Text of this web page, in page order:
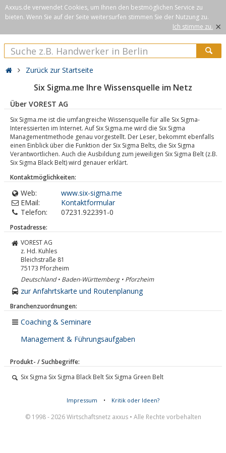
Axxus.de verwendet Cookies, um Ihnen den bestmöglichen Service zu
bieten. Wenn Sie auf der Seite weitersurfen stimmen Sie der Nutzung zu.
Ich stimme zu. ×
Zurück zur Startseite
Six Sigma.me Ihre Wissensquelle im Netz
Über VOREST AG
Six Sigma.me ist die umfangreiche Wissensquelle für alle Six Sigma-
Interessierten im Internet. Auf Six Sigma.me wird die Six Sigma
Managementmethode genau vorgestellt. Der Leser, bekommt ebenfalls
einen Einblick über die Funktion der Six Sigma Belts, die Six Sigma
Verantwortlichen. Auch die Ausbildung zum jeweiligen Six Sigma Belt (z.B.
Six Sigma Black Belt) wird genauer erklärt.
Kontaktmöglichkeiten:
Web:
www.six-sigma.me
EMail:
Kontaktformular
Telefon:
07231.922391-0
Postadresse:
VOREST AG
z. Hd. Kuhles
Bleichstraße 81
75173 Pforzheim
Deutschland • Baden-Württemberg • Pforzheim
zur Anfahrtskarte und Routenplanung
Branchenzuordnungen:
Coaching & Seminare
Management & Führungsaufgaben
Produkt- / Suchbegriffe:
Six Sigma Six Sigma Black Belt Six Sigma Green Belt
Impressum • Kritik oder Ideen?
© 1998 - 2026 Wirtschaftsnetz axxus • Alle Rechte vorbehalten